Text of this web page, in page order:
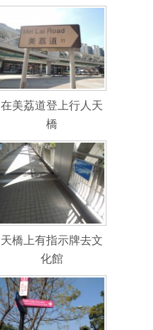
在美荔道登上行人天
橋
天橋上有指示牌去文
化館